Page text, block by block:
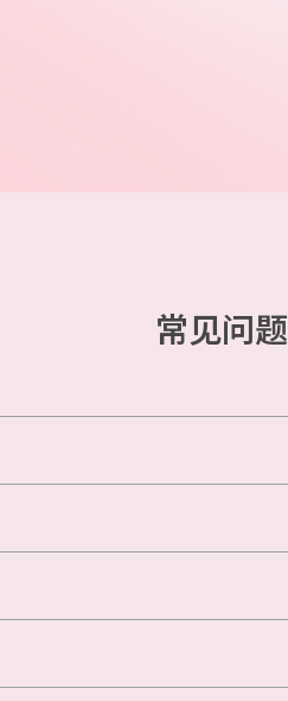
常见问题